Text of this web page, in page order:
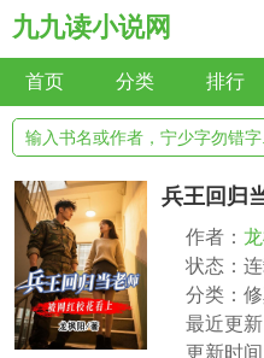
九九读小说网
首页 分类 排行
兵王回归
作者：
状态：
分类：
最近更新
更新时间